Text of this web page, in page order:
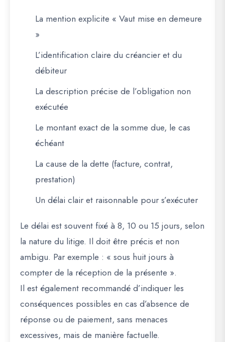
La mention explicite « Vaut mise en demeure
»
L’identification claire du créancier et du
débiteur
La description précise de l’obligation non
exécutée
Le montant exact de la somme due, le cas
échéant
La cause de la dette (facture, contrat,
prestation)
Un délai clair et raisonnable pour s’exécuter
Le délai est souvent fixé à 8, 10 ou 15 jours, selon
la nature du litige. Il doit être précis et non
ambigu. Par exemple : « sous huit jours à
compter de la réception de la présente ».
Il est également recommandé d’indiquer les
conséquences possibles en cas d’absence de
réponse ou de paiement, sans menaces
excessives, mais de manière factuelle.